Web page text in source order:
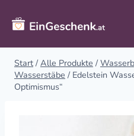
Inhalt
springen
Start / Alle Produkte /
Wasserstäbe / Edelstein
Optimismus“